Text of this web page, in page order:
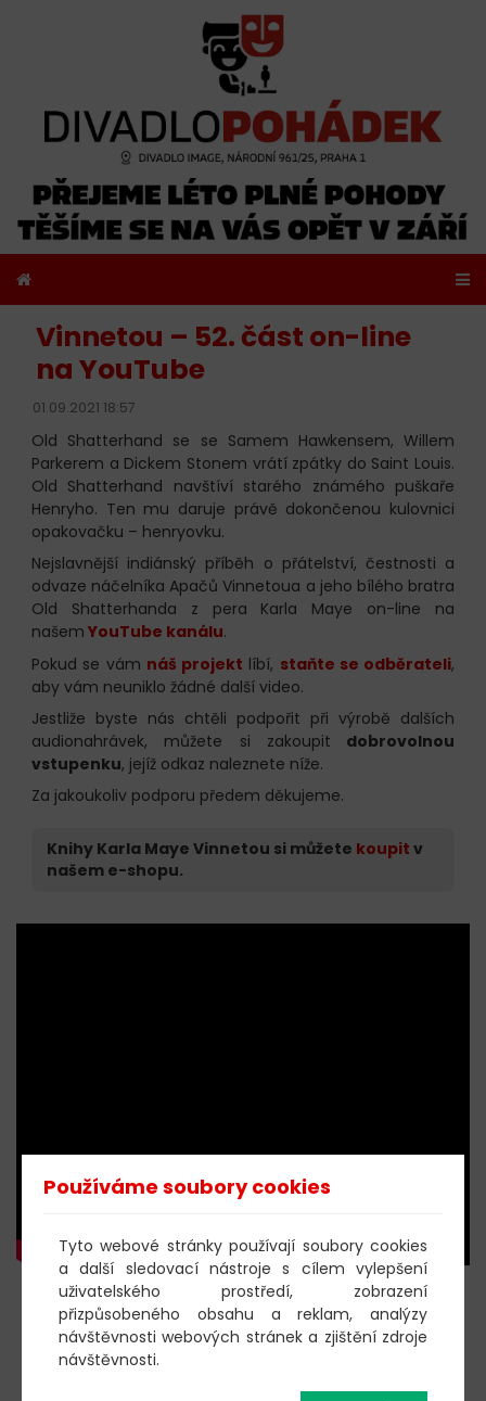
Vinnetou – 52. část on-line
na YouTube
01.09.2021 18:57
Old Shatterhand se se Samem Hawkensem, Willem
Parkerem a Dickem Stonem vrátí zpátky do Saint Louis.
Old Shatterhand navštíví starého známého puškaře
Henryho. Ten mu daruje právě dokončenou kulovnici
opakovačku – henryovku.
Nejslavnější indiánský příběh o přátelství, čestnosti a
odvaze náčelníka Apačů Vinnetoua a jeho bílého bratra
Old Shatterhanda z pera Karla Maye on-line na
našem YouTube kanálu.
Pokud se vám náš projekt líbí, staňte se odběrateli,
aby vám neuniklo žádné další video.
Jestliže byste nás chtěli podpořit při výrobě dalších
audionahrávek, můžete si zakoupit dobrovolnou
vstupenku, jejíž odkaz naleznete níže.
Za jakoukoliv podporu předem děkujeme.
Knihy Karla Maye Vinnetou si můžete koupit v
našem e-shopu.
KOUPIT DOBROVOLNOU
VSTUPENKU
Používáme soubory cookies
Tyto webové stránky používají soubory cookies
a další sledovací nástroje s cílem vylepšení
uživatelského prostředí, zobrazení
přizpůsobeného obsahu a reklam, analýzy
návštěvnosti webových stránek a zjištění zdroje
návštěvnosti.